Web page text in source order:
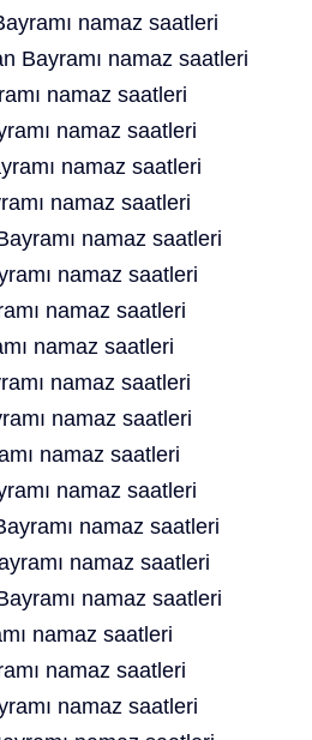
namaz saatleri
Bayramı namaz saatleri
namaz saatleri
namaz saatleri
namaz saatleri
namaz saatleri
namaz saatleri
namaz saatleri
namaz saatleri
namaz saatleri
namaz saatleri
namaz saatleri
namaz saatleri
namaz saatleri
namaz saatleri
namaz saatleri
namaz saatleri
namaz saatleri
namaz saatleri
namaz saatleri